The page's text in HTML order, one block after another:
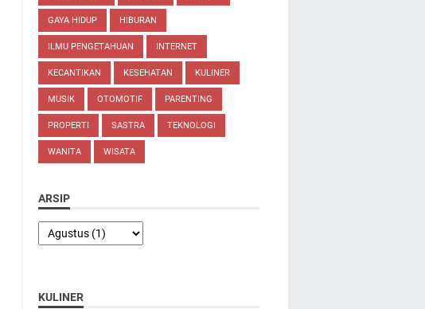
GAYA HIDUP HIBURAN
ILMU PENGETAHUAN INTERNET
KECANTIKAN KESEHATAN KULINER
MUSIK OTOMOTIF PARENTING
PROPERTI SASTRA TEKNOLOGI
WANITA WISATA
ARSIP
KULINER